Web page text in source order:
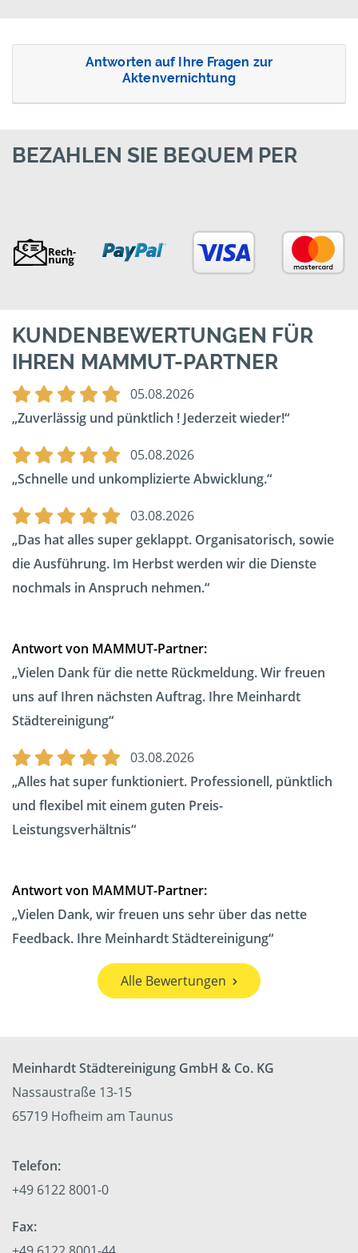
Antworten auf Ihre Fragen zur
Aktenvernichtung
BEZAHLEN SIE BEQUEM PER
KUNDENBEWERTUNGEN FÜR
IHREN MAMMUT-PARTNER
05.08.2026
Zuverlässig und pünktlich ! Jederzeit wieder!
05.08.2026
Schnelle und unkomplizierte Abwicklung.
03.08.2026
Das hat alles super geklappt. Organisatorisch, sowie
die Ausführung. Im Herbst werden wir die Dienste
nochmals in Anspruch nehmen.
Antwort von MAMMUT-Partner:
Vielen Dank für die nette Rückmeldung. Wir freuen
uns auf Ihren nächsten Auftrag. Ihre Meinhardt
Städtereinigung
03.08.2026
Alles hat super funktioniert. Professionell, pünktlich
und flexibel mit einem guten Preis-
Leistungsverhältnis
Antwort von MAMMUT-Partner:
Vielen Dank, wir freuen uns sehr über das nette
Feedback. Ihre Meinhardt Städtereinigung
Alle Bewertungen
Meinhardt Städtereinigung GmbH & Co. KG
Nassaustraße 13-15
65719 Hofheim am Taunus
Telefon:
+49 6122 8001-0
Fax: